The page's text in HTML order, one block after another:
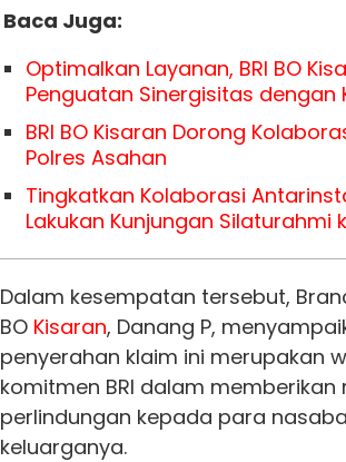
Baca Juga:
Optimalkan Layanan, BRI BO
Penguatan Sinergisitas dengan
BRI BO Kisaran Dorong
Polres Asahan
Tingkatkan Kolaborasi
Lakukan Kunjungan Silaturahmi
Dalam kesempatan tersebut,
BO Kisaran, Danang P,
penyerahan klaim ini merupakan
komitmen BRI dalam
perlindungan kepada para
keluarganya.